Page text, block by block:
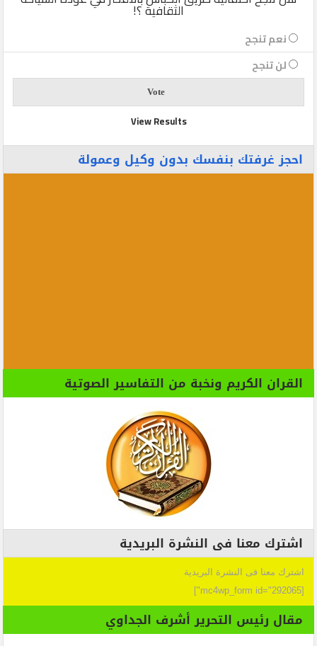
الثقافية ؟!
نعم تنجح
لن تنجح
View Results
احجز غرفتك بنفسك بدون وكيل وعمولة
القران الكريم ونخبة من التفاسير الصوتية
اشترك معنا فى النشرة البريدية
اشترك معنا فى النشرة البريدية
[mc4wp_form id="292065"]
مقال رئيس التحرير أشرف الجداوي